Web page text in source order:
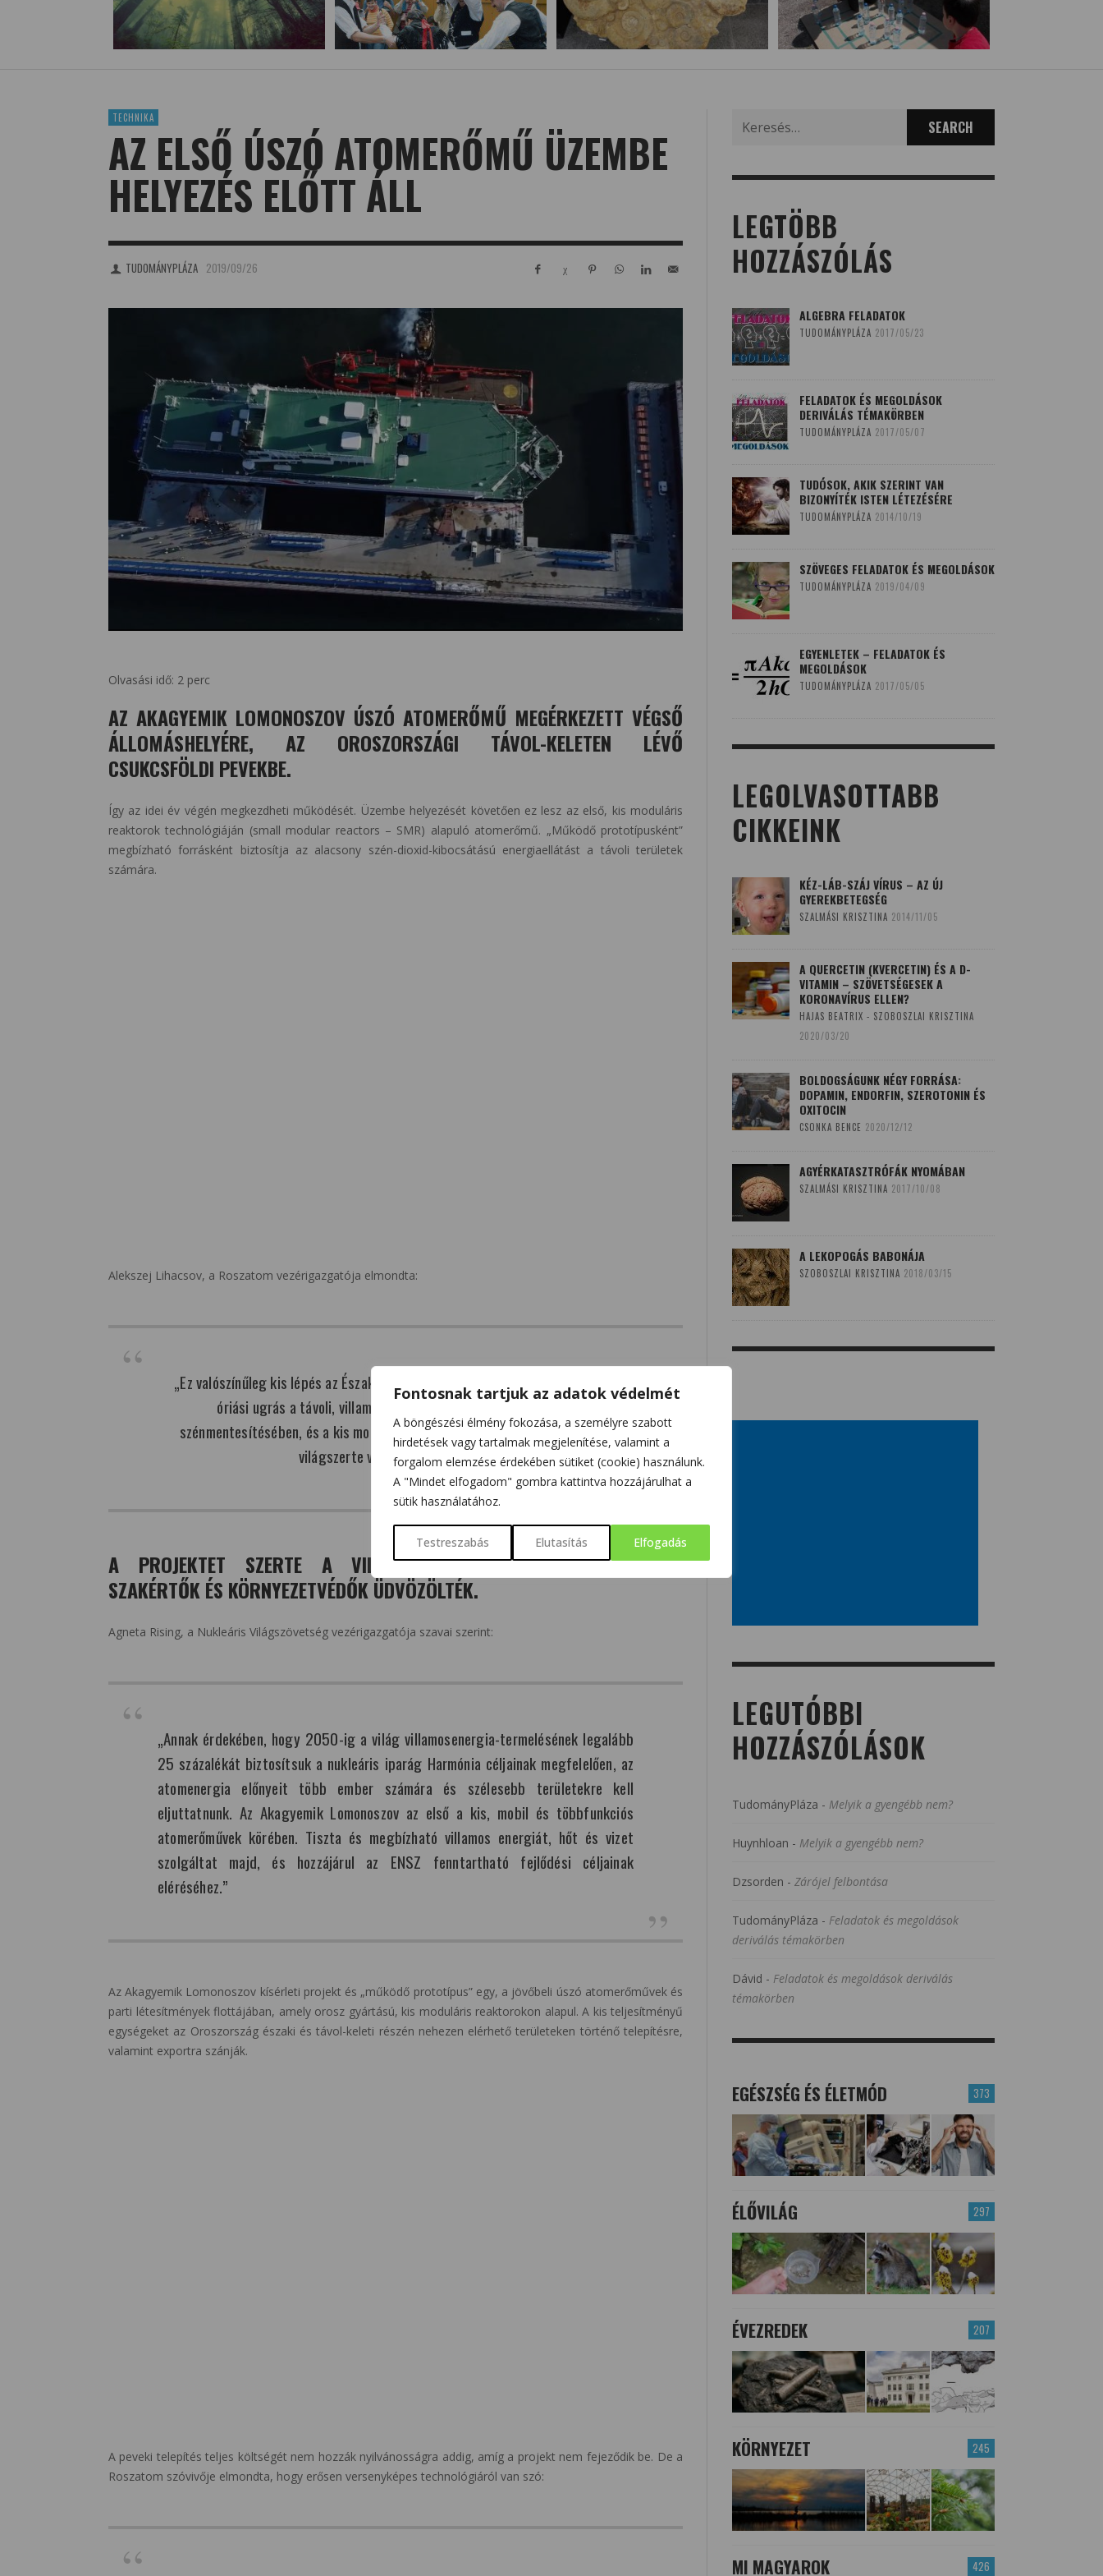
Fontosnak tartjuk az adatok védelmét
A böngészési élmény fokozása, a személyre szabott
hirdetések vagy tartalmak megjelenítése, valamint a
forgalom elemzése érdekében sütiket (cookie) használunk.
A "Mindet elfogadom" gombra kattintva hozzájárulhat a
sütik használatához.
Testreszabás Elutasítás Elfogadás
TECHNIKA
AZ ELSŐ ÚSZÓ ATOMERŐMŰ ÜZEMBE
HELYEZÉS ELŐTT ÁLL
TUDOMÁNYPLÁZA 2019/09/26
Olvasási idő: 2 perc
AZ AKAGYEMIK LOMONOSZOV ÚSZÓ ATOMERŐMŰ MEGÉRKEZETT VÉGSŐ
ÁLLOMÁSHELYÉRE, AZ OROSZORSZÁGI TÁVOL-KELETEN LÉVŐ
CSUKCSFÖLDI PEVEKBE.
Így az idei év végén megkezdheti működését. Üzembe helyezését követően ez lesz az első, kis moduláris
reaktorok technológiáján (small modular reactors – SMR) alapuló atomerőmű. „Működő prototípusként”
megbízható forrásként biztosítja az alacsony szén-dioxid-kibocsátású energiaellátást a távoli területek
számára.
Alekszej Lihacsov, a Roszatom vezérigazgatója elmondta:
„Ez valószínűleg kis lépés az Északi-sarkvidék fenntartható fejlődésében, de
óriási ugrás a távoli, villamosenergia-hálózat nélküli területek
szénmentesítésében, és a kis moduláris atomerőművek fejlődését tekintve
világszerte vízválasztó esemény.”
A PROJEKTET SZERTE A VILÁGON TUDÓSOK, ATOMENERGETIKAI
SZAKÉRTŐK ÉS KÖRNYEZETVÉDŐK ÜDVÖZÖLTÉK.
Agneta Rising, a Nukleáris Világszövetség vezérigazgatója szavai szerint:
„Annak érdekében, hogy 2050-ig a világ villamosenergia-termelésének legalább
25 százalékát biztosítsuk a nukleáris iparág Harmónia céljainak megfelelően, az
atomenergia előnyeit több ember számára és szélesebb területekre kell
eljuttatnunk. Az Akagyemik Lomonoszov az első a kis, mobil és többfunkciós
atomerőművek körében. Tiszta és megbízható villamos energiát, hőt és vizet
szolgáltat majd, és hozzájárul az ENSZ fenntartható fejlődési céljainak
eléréséhez.”
Az Akagyemik Lomonoszov kísérleti projekt és „működő prototípus” egy, a jövőbeli úszó atomerőművek és
parti létesítmények flottájában, amely orosz gyártású, kis moduláris reaktorokon alapul. A kis teljesítményű
egységeket az Oroszország északi és távol-keleti részén nehezen elérhető területeken történő telepítésre,
valamint exportra szánják.
A peveki telepítés teljes költségét nem hozzák nyilvánosságra addig, amíg a projekt nem fejeződik be. De a
Roszatom szóvivője elmondta, hogy erősen versenyképes technológiáról van szó:
for:
LEGTÖBB
HOZZÁSZÓLÁS
ALGEBRA FELADATOK
TUDOMÁNYPLÁZA 2017/05/23
FELADATOK ÉS MEGOLDÁSOK
DERIVÁLÁS TÉMAKÖRBEN
TUDOMÁNYPLÁZA 2017/05/07
TUDÓSOK, AKIK SZERINT VAN
BIZONYÍTÉK ISTEN LÉTEZÉSÉRE
TUDOMÁNYPLÁZA 2014/10/19
SZÖVEGES FELADATOK ÉS MEGOLDÁSOK
TUDOMÁNYPLÁZA 2019/04/09
EGYENLETEK – FELADATOK ÉS
MEGOLDÁSOK
TUDOMÁNYPLÁZA 2017/05/05
LEGOLVASOTTABB
CIKKEINK
KÉZ-LÁB-SZÁJ VÍRUS – AZ ÚJ
GYEREKBETEGSÉG
SZALMÁSI KRISZTINA 2014/11/05
A QUERCETIN (KVERCETIN) ÉS A D-
VITAMIN – SZÖVETSÉGESEK A
KORONAVÍRUS ELLEN?
HAJAS BEATRIX - SZOBOSZLAI KRISZTINA
2020/03/20
BOLDOGSÁGUNK NÉGY FORRÁSA:
DOPAMIN, ENDORFIN, SZEROTONIN ÉS
OXITOCIN
CSONKA BENCE 2020/12/12
AGYÉRKATASZTRÓFÁK NYOMÁBAN
SZALMÁSI KRISZTINA 2017/10/08
A LEKOPOGÁS BABONÁJA
SZOBOSZLAI KRISZTINA 2018/03/15
LEGUTÓBBI
HOZZÁSZÓLÁSOK
TudományPláza - Melyik a gyengébb nem?
Huynhloan - Melyik a gyengébb nem?
Dzsorden - Zárójel felbontása
TudományPláza - Feladatok és megoldások
deriválás témakörben
Dávid - Feladatok és megoldások deriválás
témakörben
373
EGÉSZSÉG ÉS ÉLETMÓD
297
ÉLŐVILÁG
207
ÉVEZREDEK
245
KÖRNYEZET
426
MI MAGYAROK